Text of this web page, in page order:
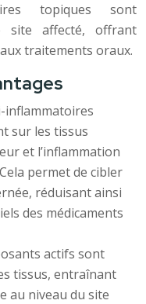
topiques sont
site affecté, offrant
traitements oraux.
inflammatoires
sur les tissus
et l’inflammation
permet de cibler
réduisant ainsi
des médicaments
actifs sont
tissus, entraînant
au niveau du site